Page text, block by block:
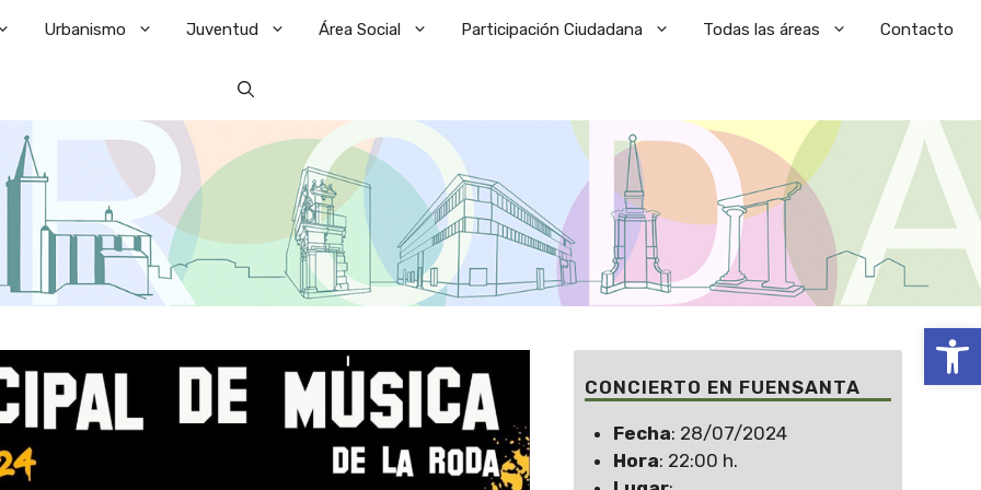
Abrir
Urbanismo Juventud Área Social Participación Ciudadana Todas las áreas Contacto
CONCIERTO EN FUENSANTA
Fecha: 28/07/2024
Hora: 22:00 h.